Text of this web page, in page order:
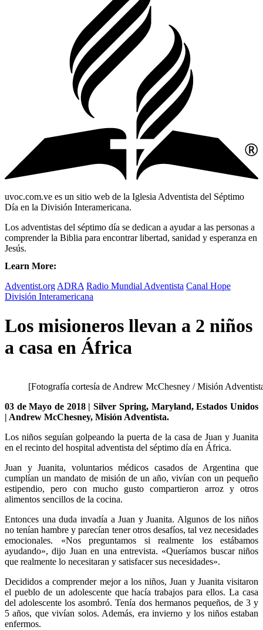
uvoc.com.ve es un sitio web de la Iglesia Adventista del Séptimo
Día en la División Interamericana.
Los adventistas del séptimo día se dedican a ayudar a las personas a
comprender la Biblia para encontrar libertad, sanidad y esperanza en
Jesús.
Learn More:
Adventist.org ADRA Radio Mundial Adventista Canal Hope
División Interamericana
Los misioneros llevan a 2 niños
a casa en África
[Fotografía cortesía de Andrew McChesney / Misión
03 de Mayo de 2018 | Silver Spring, Maryland, Estados Unidos
| Andrew McChesney, Misión Adventista.
Los niños seguían golpeando la puerta de la casa de Juan y Juanita
en el recinto del hospital adventista del séptimo día en África.
Juan y Juanita, voluntarios médicos casados ​​de Argentina que
cumplían un mandato de misión de un año, vivían con un pequeño
estipendio, pero con mucho gusto compartieron arroz y otros
alimentos sencillos de la cocina.
Entonces una duda invadía a Juan y Juanita. Algunos de los niños
no tenían hambre y parecían tener otros desafíos, tal vez necesidades
emocionales. «Nos preguntamos si realmente los estábamos
ayudando», dijo Juan en una entrevista. «Queríamos buscar niños
que realmente lo necesitaran y satisfacer sus necesidades».
Decididos a comprender mejor a los niños, Juan y Juanita visitaron
el pueblo de un adolescente que hacía trabajos para ellos. La casa
del adolescente los asombró. Tenía dos hermanos pequeños, de 3 y
5 años, que vivían solos. Además, era invierno y los niños estaban
enfermos.